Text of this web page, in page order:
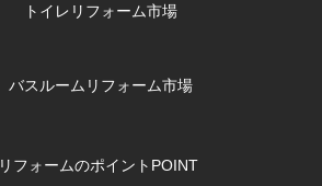
トイレリフォーム市場
バスルームリフォーム市場
リフォームのポイント POINT